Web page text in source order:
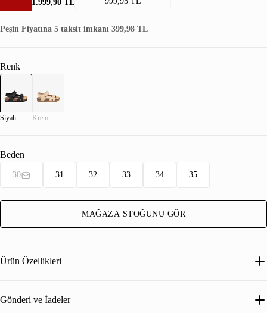
1.999,90 TL
Peşin Fiyatına 5 taksit imkanı 399,98 TL
Renk
Siyah Krem
Beden
30 31 32 33 34 35
MAĞAZA STOĞUNU GÖR
Ürün Özellikleri
Gönderi ve İadeler